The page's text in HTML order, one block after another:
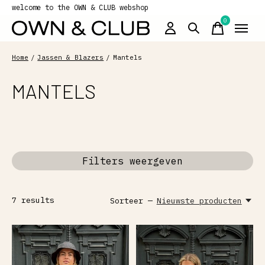
welcome to the OWN & CLUB webshop
0items
Home / Jassen & Blazers / Mantels
MANTELS
Filters weergeven
7 results Sorteer — Nieuwste producten